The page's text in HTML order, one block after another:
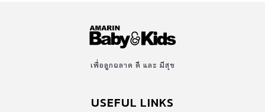
เพื่อลูกฉลาด ดี และ มีสุข
USEFUL LINKS